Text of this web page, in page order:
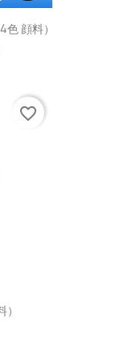
顔料）
favorite_border